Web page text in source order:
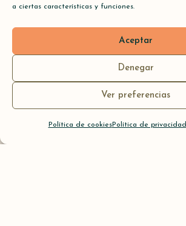
a ciertas características y funciones.
Aceptar
Denegar
Ver preferencias
Política de cookiesPolítica de privacidad